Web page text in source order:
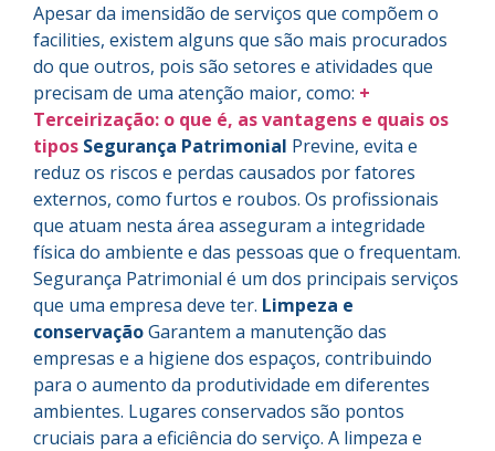
Apesar da imensidão de serviços que compõem o
facilities, existem alguns que são mais procurados
do que outros, pois são setores e atividades que
precisam de uma atenção maior, como: +
Terceirização: o que é, as vantagens e quais os
tipos Segurança Patrimonial Previne, evita e
reduz os riscos e perdas causados por fatores
externos, como furtos e roubos. Os profissionais
que atuam nesta área asseguram a integridade
física do ambiente e das pessoas que o frequentam.
Segurança Patrimonial é um dos principais serviços
que uma empresa deve ter. Limpeza e
conservaçãoGarantem a manutenção das
empresas e a higiene dos espaços, contribuindo
para o aumento da produtividade em diferentes
ambientes. Lugares conservados são pontos
cruciais para a eficiência do serviço. A limpeza e